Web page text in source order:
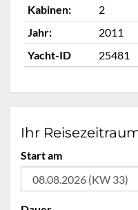
Kabinen: 2
Jahr:
2011
Yacht-ID
25481
Ihr
Start am